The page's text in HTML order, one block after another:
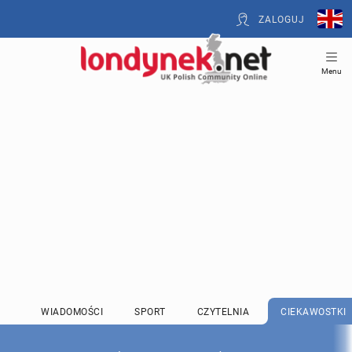
ZALOGUJ
Menu
WIADOMOŚCI SPORT CZYTELNIA CIEKAWOSTKI